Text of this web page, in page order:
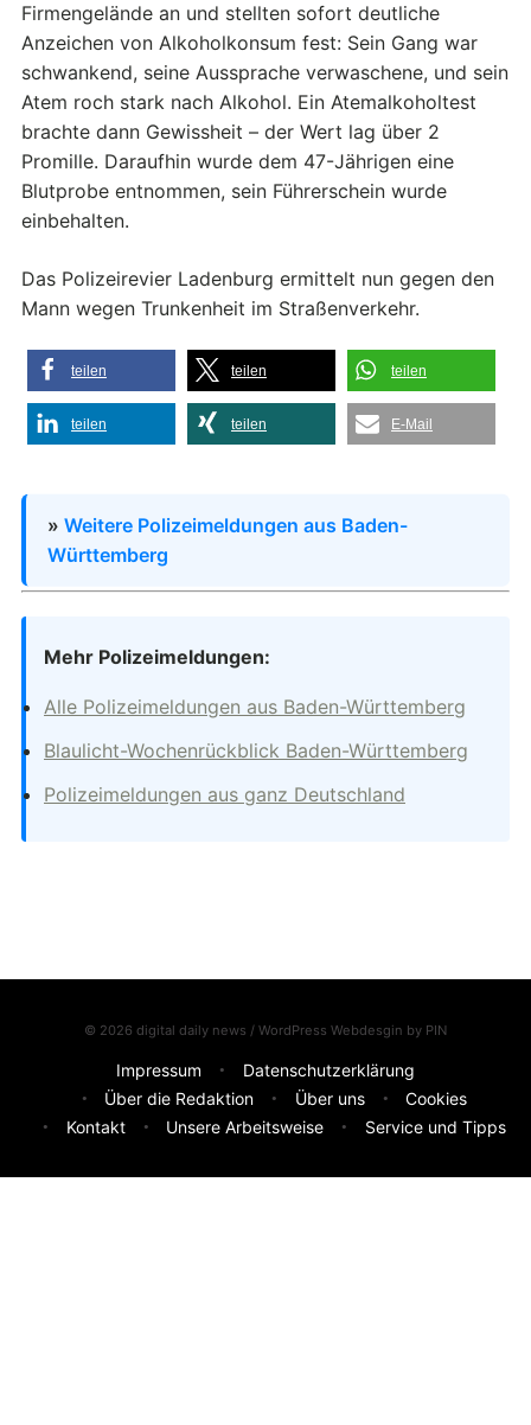
Firmengelände an und stellten sofort deutliche
Anzeichen von Alkoholkonsum fest: Sein Gang war
schwankend, seine Aussprache verwaschene, und sein
Atem roch stark nach Alkohol. Ein Atemalkohol­test
brachte dann Gewissheit – der Wert lag über 2
Promille. Daraufhin wurde dem 47-Jährigen eine
Blutprobe entnommen, sein Führerschein wurde
einbehalten.
Das Polizeirevier Ladenburg ermittelt nun gegen den
Mann wegen Trunkenheit im Straßenverkehr.
teilen teilen teilen
teilen teilen E-Mail
» Weitere Polizeimeldungen aus Baden-
Württemberg
Mehr Polizeimeldungen:
Alle Polizeimeldungen aus Baden-Württemberg
Blaulicht-Wochenrückblick Baden-Württemberg
Polizeimeldungen aus ganz Deutschland
© 2026 digital daily news / WordPress Webdesgin by PIN
Impressum
Datenschutzerklärung
Über die Redaktion
Über uns
Cookies
Kontakt
Unsere Arbeitsweise Service und Tipps